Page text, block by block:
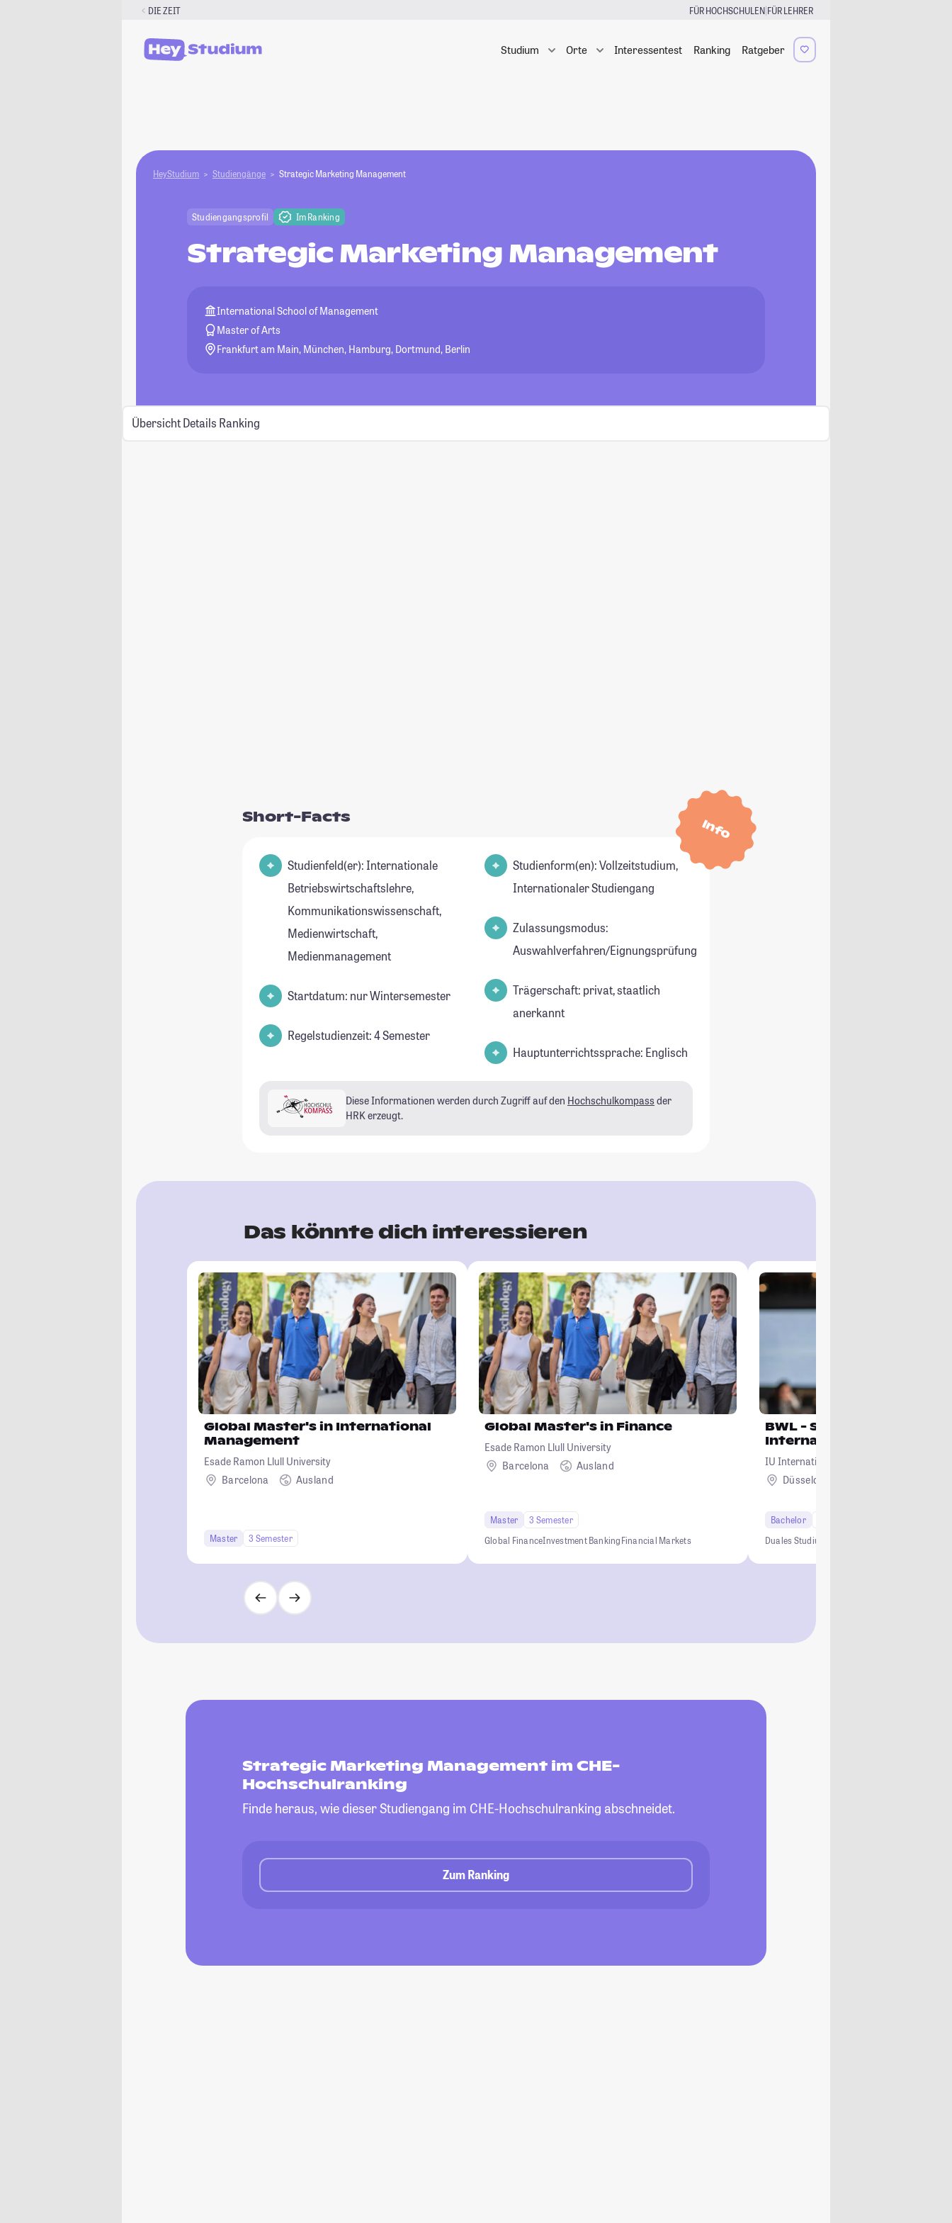
DIE ZEIT FÜR HOCHSCHULEN|FÜR LEHRER
Studium Orte Interessentest Ranking Ratgeber
HeyStudium Studiengänge Strategic Marketing Management
Studiengangsprofil Im Ranking
Strategic Marketing Management
International School of Management
Master of Arts
Frankfurt am Main, München, Hamburg, Dortmund, Berlin
Übersicht Details Ranking
Info
Short-Facts
Studienfeld(er): Internationale
Betriebswirtschaftslehre,
Kommunikationswissenschaft,
Medienwirtschaft,
Medienmanagement
Startdatum: nur Wintersemester
Regelstudienzeit: 4 Semester
Studienform(en): Vollzeitstudium,
Internationaler Studiengang
Zulassungsmodus:
Auswahlverfahren/Eignungsprüfung
Trägerschaft: privat, staatlich
anerkannt
Hauptunterrichtssprache: Englisch
Diese Informationen werden durch Zugriff auf den Hochschulkompass der
HRK erzeugt.
Das könnte dich interessieren
Global Master's in International
Management
Esade Ramon Llull University
Barcelona
Ausland
Master 3 Semester
Global Master's in Finance
Esade Ramon Llull University
Barcelona
Ausland
Master
3 Semester
Global FinanceInvestment BankingFinancial Markets
BWL - Spezialisierung
International
IU Internationale Hochschule
Düsseldorf + 23
Bachelor
Duales Studium
Strategic Marketing Management im CHE-
Hochschulranking
Finde heraus, wie dieser Studiengang im CHE-Hochschulranking abschneidet.
Zum Ranking